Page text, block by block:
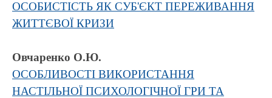
ОСОБИСТІСТЬ ЯК СУБ'ЄКТ ПЕРЕЖИВАННЯ
ЖИТТЄВОЇ КРИЗИ
Овчаренко О.Ю.
ОСОБЛИВОСТІ ВИКОРИСТАННЯ
НАСТІЛЬНОЇ ПСИХОЛОГІЧНОЇ ГРИ ТА